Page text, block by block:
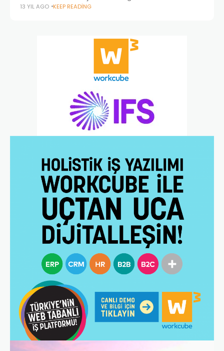
Kongre ve Kültür Merkezi’nde gerçekleştirildi. Endüstri
13 YIL AGO KEEP READING